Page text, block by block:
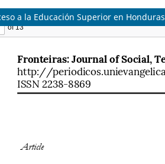
a la Educación Superior en Honduras